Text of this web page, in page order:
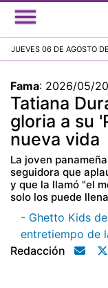
JUEVES 06 DE AGOSTO
Fama: 2026/05/20
Tatiana
gloria a su
nueva vida
La joven
seguidora que
y que la llamó "el
solo los puede
- Ghetto Kids
entretiempo de
Redacción